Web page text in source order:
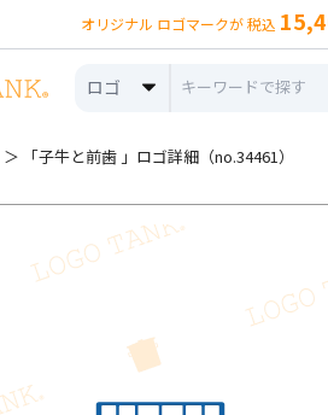
オリジナル ロゴマークが 税込
ロゴ
＞ 「子牛と前歯 」ロゴ詳細（no.34461）